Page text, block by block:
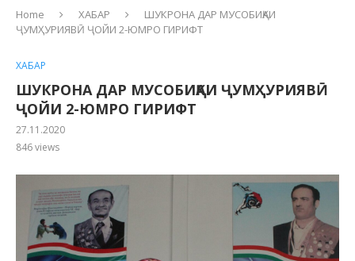
Home ХАБАР
ШУКРОНА ДАР МУСОБИҚАИ
ҶУМҲУРИЯВӢ ҶОЙИ 2-ЮМРО ГИРИФТ
ХАБАР
ШУКРОНА ДАР МУСОБИҚАИ ҶУМҲУРИЯВӢ
ҶОЙИ 2-ЮМРО ГИРИФТ
27.11.2020
846views